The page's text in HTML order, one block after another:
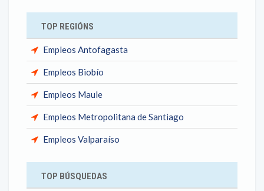
TOP REGIÓNS
Empleos Antofagasta
Empleos Biobío
Empleos Maule
Empleos Metropolitana de Santiago
Empleos Valparaíso
TOP BÚSQUEDAS